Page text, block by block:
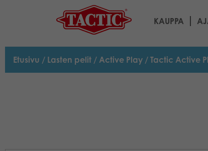
KAUPPA
Etusivu / Lasten pelit / Active Play / Tactic Active